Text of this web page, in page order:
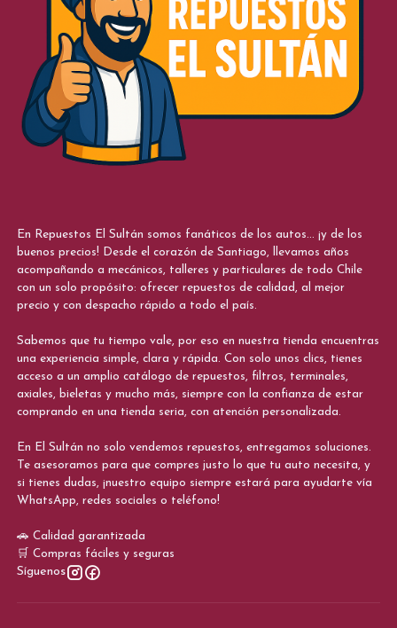
En Repuestos El Sultán somos fanáticos de los autos... ¡y de los
buenos precios! Desde el corazón de Santiago, llevamos años
acompañando a mecánicos, talleres y particulares de todo Chile
con un solo propósito: ofrecer repuestos de calidad, al mejor
precio y con despacho rápido a todo el país.
Sabemos que tu tiempo vale, por eso en nuestra tienda encuentras
una experiencia simple, clara y rápida. Con solo unos clics, tienes
acceso a un amplio catálogo de repuestos, filtros, terminales,
axiales, bieletas y mucho más, siempre con la confianza de estar
comprando en una tienda seria, con atención personalizada.
En El Sultán no solo vendemos repuestos, entregamos soluciones.
Te asesoramos para que compres justo lo que tu auto necesita, y
si tienes dudas, ¡nuestro equipo siempre estará para ayudarte vía
WhatsApp, redes sociales o teléfono!
🚗 Calidad garantizada
🛒 Compras fáciles y seguras
Síguenos